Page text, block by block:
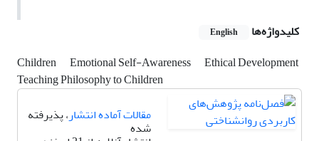
کلیدواژه‌ها
English
Children Emotional Self-Awareness
Ethical Development
Teaching Philosophy to Children
مقالات آماده انتشار، پذیرفته
شده